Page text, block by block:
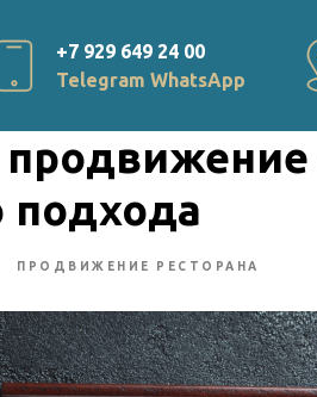
+7 929 649 24 00
Telegram WhatsApp
подхода
ПРОДВИЖЕНИЕ РЕСТОРАНА